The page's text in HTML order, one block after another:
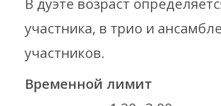
В дуэте возраст
участника, в трио и
участников.
Временной лимит